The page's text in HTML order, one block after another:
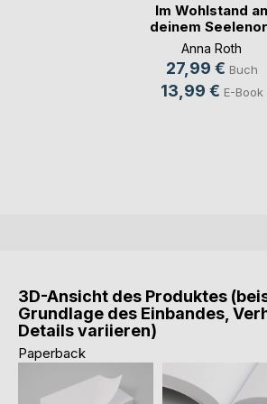
Im Wohlstand an
deinem
Anna Roth
27,99 € Buch
13,99 € E-Book
3D-Ansicht des Produktes
Grundlage des Einbandes,
Details variieren)
Paperback